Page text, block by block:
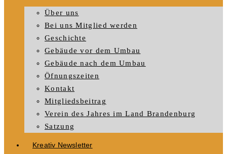
Über uns
Bei uns Mitglied werden
Geschichte
Gebäude vor dem Umbau
Gebäude nach dem Umbau
Öfnungszeiten
Kontakt
Mitgliedsbeitrag
Verein des Jahres im Land Brandenburg
Satzung
Kreativ Newsletter